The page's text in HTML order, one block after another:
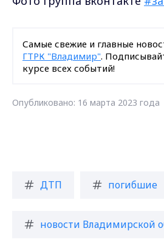
Самые свежие и главные
ГТРК "Владимир".
курсе всех событий!
Опубликовано: 16 марта 2023 года
ДТП погибшие
новости Владимирской